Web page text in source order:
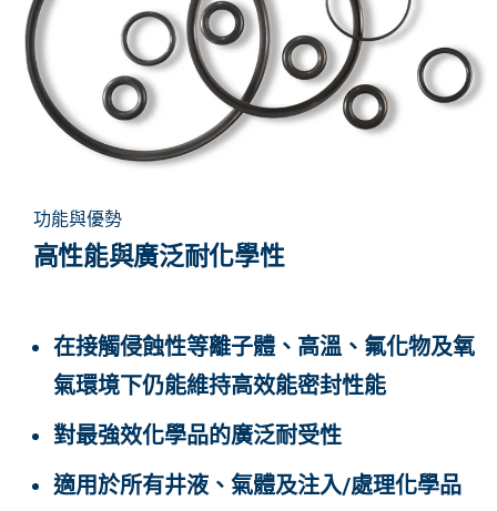
功能與優勢
高性能與廣泛耐化學性
在接觸侵蝕性等離子體、高溫、氟化物及氧
氣環境下仍能維持高效能密封性能
對最強效化學品的廣泛耐受性
適用於所有井液、氣體及注入/處理化學品